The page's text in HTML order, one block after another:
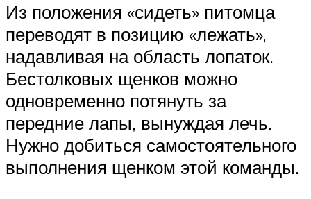
Из положения «сидеть» питомца
переводят в позицию «лежать»,
надавливая на область лопаток.
Бестолковых щенков можно
одновременно потянуть за
передние лапы, вынуждая лечь.
Нужно добиться самостоятельного
выполнения щенком этой команды.